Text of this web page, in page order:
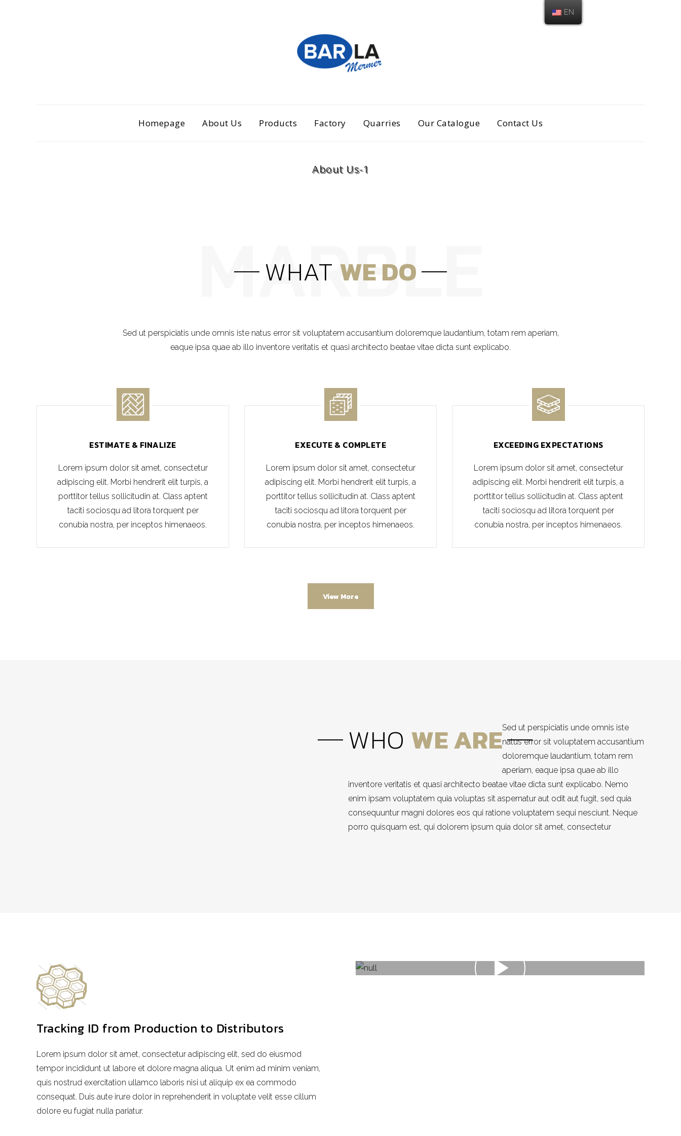
Homepage About Us Products Factory Quarries Our Catalogue Contact Us
About Us-1
WHAT WE DO
Sed ut perspiciatis unde omnis iste natus error sit voluptatem accusantium doloremque laudantium, totam rem aperiam,
eaque ipsa quae ab illo inventore veritatis et quasi architecto beatae vitae dicta sunt explicabo.
ESTIMATE & FINALIZE
Lorem ipsum dolor sit amet, consectetur
adipiscing elit. Morbi hendrerit elit turpis, a
porttitor tellus sollicitudin at. Class aptent
taciti sociosqu ad litora torquent per
conubia nostra, per inceptos himenaeos.
EXECUTE & COMPLETE
Lorem ipsum dolor sit amet, consectetur
adipiscing elit. Morbi hendrerit elit turpis, a
porttitor tellus sollicitudin at. Class aptent
taciti sociosqu ad litora torquent per
conubia nostra, per inceptos himenaeos.
EXCEEDING EXPECTATIONS
Lorem ipsum dolor sit amet, consectetur
adipiscing elit. Morbi hendrerit elit turpis, a
porttitor tellus sollicitudin at. Class aptent
taciti sociosqu ad litora torquent per
conubia nostra, per inceptos himenaeos.
View More
WHO WE ARESed ut perspiciatis unde omnis iste
natus error sit voluptatem accusantium
doloremque laudantium, totam rem
aperiam, eaque ipsa quae ab illo
inventore veritatis et quasi architecto beatae vitae dicta sunt explicabo. Nemo
enim ipsam voluptatem quia voluptas sit aspernatur aut odit aut fugit, sed quia
consequuntur magni dolores eos qui ratione voluptatem sequi nesciunt. Neque
porro quisquam est, qui dolorem ipsum quia dolor sit amet, consectetur
Tracking ID from Production to Distributors
Lorem ipsum dolor sit amet, consectetur adipiscing elit, sed do eiusmod
tempor incididunt ut labore et dolore magna aliqua. Ut enim ad minim veniam,
quis nostrud exercitation ullamco laboris nisi ut aliquip ex ea commodo
consequat. Duis aute irure dolor in reprehenderit in voluptate velit esse cillum
dolore eu fugiat nulla pariatur.
EN